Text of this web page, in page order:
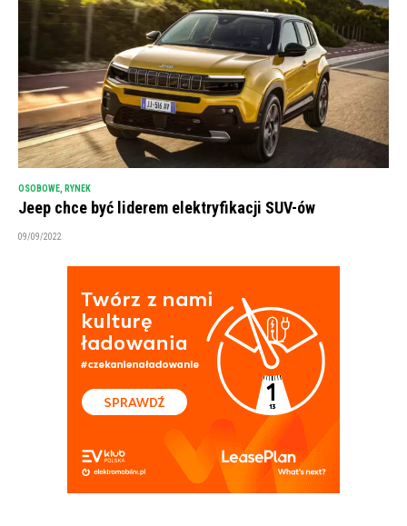
OSOBOWE, RYNEK
Jeep chce być liderem elektryfikacji SUV-ów
09/09/2022